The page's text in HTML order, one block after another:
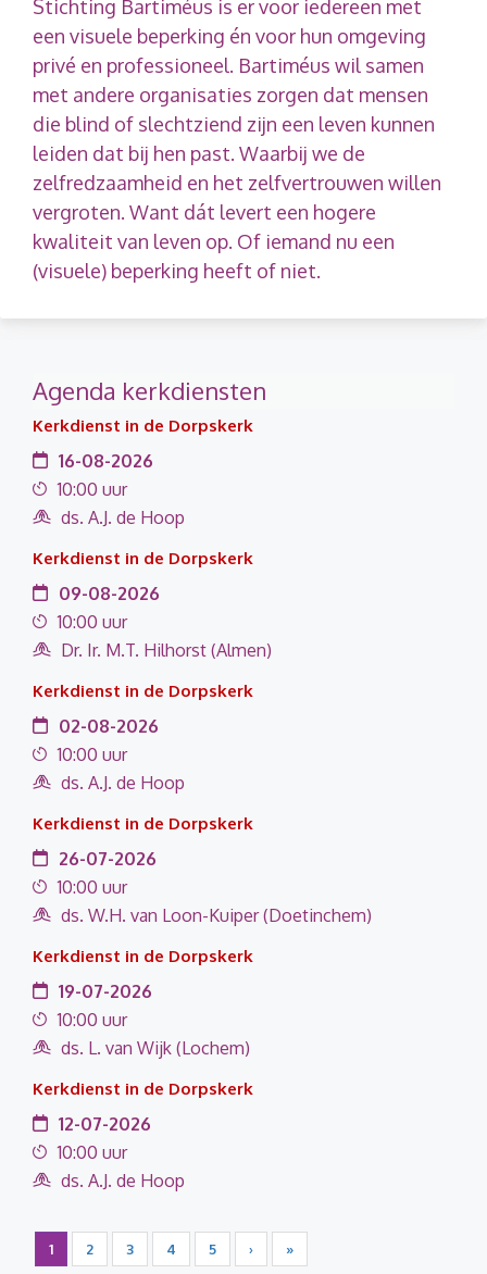
Stichting Bartiméus is er voor iedereen met
een visuele beperking én voor hun omgeving
privé en professioneel. Bartiméus wil samen
met andere organisaties zorgen dat mensen
die blind of slechtziend zijn een leven kunnen
leiden dat bij hen past. Waarbij we de
zelfredzaamheid en het zelfvertrouwen willen
vergroten. Want dát levert een hogere
kwaliteit van leven op. Of iemand nu een
(visuele) beperking heeft of niet.
Agenda kerkdiensten
Kerkdienst in de Dorpskerk
16-08-2026
10:00 uur
ds. A.J. de Hoop
Kerkdienst in de Dorpskerk
09-08-2026
10:00 uur
Dr. Ir. M.T. Hilhorst (Almen)
Kerkdienst in de Dorpskerk
02-08-2026
10:00 uur
ds. A.J. de Hoop
Kerkdienst in de Dorpskerk
26-07-2026
10:00 uur
ds. W.H. van Loon-Kuiper (Doetinchem)
Kerkdienst in de Dorpskerk
19-07-2026
10:00 uur
ds. L. van Wijk (Lochem)
Kerkdienst in de Dorpskerk
12-07-2026
10:00 uur
ds. A.J. de Hoop
1 2 3 4 5 › »